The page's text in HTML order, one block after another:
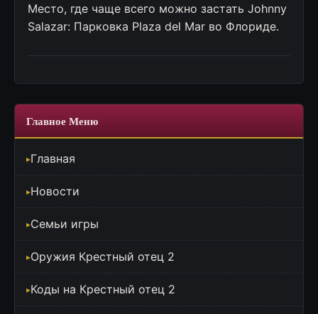
Место, где чаще всего можно застать Johnny
Salazar: Парковка Plaza del Mar во Флориде.
Главное Меню
Главная
Новости
Семьи игры
Оружия Крестный отец 2
Коды на Крестный отец 2